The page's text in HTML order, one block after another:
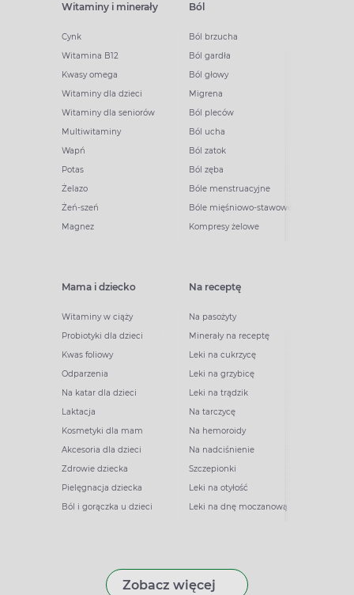
Witaminy i minerały
Cynk
Witamina B12
Kwasy omega
Witaminy dla dzieci
Witaminy dla seniorów
Multiwitaminy
Wapń
Potas
Żelazo
Żeń-szeń
Magnez
Ból
Ból brzucha
Ból gardła
Ból głowy
Migrena
Ból pleców
Ból ucha
Ból zatok
Ból zęba
Bóle menstruacyjne
Bóle mięśniowo-stawowe
Kompresy żelowe
Mama i dziecko
Witaminy w ciąży
Probiotyki dla dzieci
Kwas foliowy
Odparzenia
Na katar dla dzieci
Laktacja
Kosmetyki dla mam
Akcesoria dla dzieci
Zdrowie dziecka
Pielęgnacja dziecka
Ból i gorączka u dzieci
Na receptę
Na pasożyty
Minerały na receptę
Leki na cukrzycę
Leki na grzybicę
Leki na trądzik
Na tarczycę
Na hemoroidy
Na nadciśnienie
Szczepionki
Leki na otyłość
Leki na dnę moczanową
Zobacz więcej